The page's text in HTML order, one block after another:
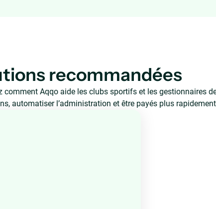
recommandées
comment Aqqo aide les clubs sportifs et les gestionnaires
automatiser l’administration et être payés plus